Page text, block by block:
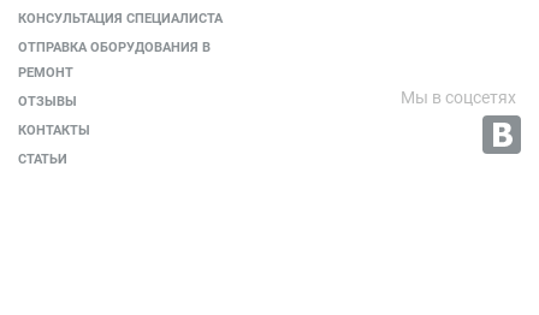
КОНСУЛЬТАЦИЯ СПЕЦИАЛИСТА
ОТПРАВКА ОБОРУДОВАНИЯ В
РЕМОНТ
ОТЗЫВЫ
КОНТАКТЫ
СТАТЬИ
Мы в соцсетях